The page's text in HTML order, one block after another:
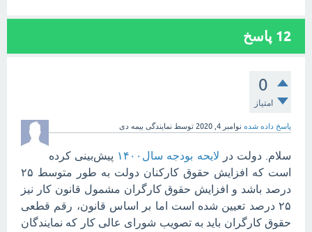
12 پاسخ
0
امتیاز
پاسخ داده شده نوامبر 4, 2020 توسط نمایندگی بیمه دی
سلام. دولت در لایحه بودجه سال۱۴۰۰
پیش‌بینی کرده
است که افزایش حقوق کارکنان دولت به طور متوسط ۲۵
درصد باشد و افزایش حقوق کارگران مشمول قانون کار نیز
۲۵ درصد تعیین شده است اما بر اساس قانون، رقم قطعی
حقوق کارگران باید به تصویب شورای عالی کار که نمایندگان